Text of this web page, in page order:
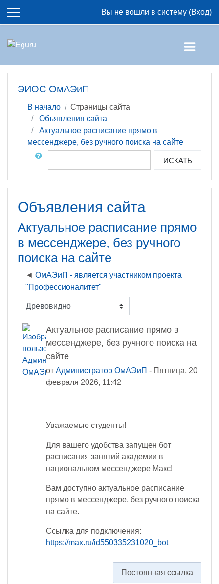
Вы не вошли в систему (Вход)
ЭИОС ОмАЭиП
В начало
Страницы сайта
Объявления сайта
Актуальное расписание прямо в
мессенджере, без ручного поиска на сайте
Поиск по форумам
ИСКАТЬ
Объявления сайта
Актуальное расписание прямо
в мессенджере, без ручного
поиска на сайте
ОмАЭиП - является участником проекта
"Профессионалитет"
Режим отображения
Актуальное расписание прямо в
мессенджере, без ручного поиска на
сайте
от Администратор ОмАЭиП - Пятница, 20
февраля 2026, 11:42
Уважаемые студенты!
Для вашего удобства запущен бот
расписания занятий академии в
национальном мессенджере Макс!
Вам доступно актуальное расписание
прямо в мессенджере, без ручного поиска
на сайте.
Ссылка для подключения:
https://max.ru/id550335231020_bot
Постоянная ссылка